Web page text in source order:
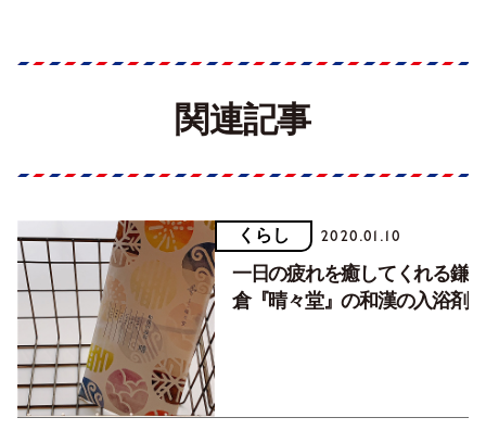
関連記事
くらし 2020.01.10
一日の疲れを癒してくれる鎌
倉『晴々堂』の和漢の入浴剤